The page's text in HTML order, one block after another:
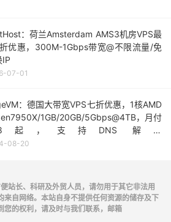
：荷兰Amsterdam AMS3机房VPS最
优惠，300M-1Gbps带宽@不限流量/免
IP
07-01
：德国大带宽VPS七折优惠，1核AMD
1GB/20GB/5Gbps@4TB，月付
起，支持DNS 解锁
Disney+/Youtube Premium/ChatGPT
08-20
站长、科研及外贸人员，请勿用于其它非法用
来自网络。本站自身不提供任何资源的储存及下
您的权利，请及时与我们联系，邮箱